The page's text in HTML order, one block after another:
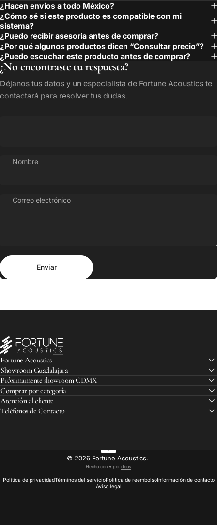
¿Hacen envíos a todo México?
¿Cómo sé si este producto es compatible con mi
sistema?
¿Puedo recibir asesoría antes de comprar?
¿Por qué algunos productos dicen “Consultar precio”?
¿Puedo escuchar este producto antes de comprar?
¿No encontraste tu respuesta?
Déjanos tus datos y un especialista de Fortune Acoustics te
contactará para resolver tus dudas.
Nombre
Correo electrónico
Enviar
Enviar
Fortune Acoustics
Fortune Acoustics
Showroom Guadalajara
Próximamente showroom CDMX
Comprar por categoría
Atención al cliente
Teléfonos de Contacto
© 2026 Fortune Acoustics.
Hecho con ♥︎ por doos
Política de privacidadTérminos del servicioPolítica de reembolsoInformación de contacto
Aviso legal